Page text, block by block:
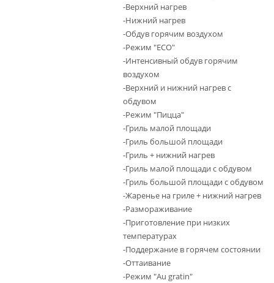
-Верхний нагрев
-Нижний нагрев
-Обдув горячим воздухом
-Режим "ECO"
-Интенсивный обдув горячим
воздухом
-Верхний и нижний нагрев с
обдувом
-Режим "Пицца"
-Гриль малой площади
-Гриль большой площади
-Гриль + нижний нагрев
-Гриль малой площади с обдувом
-Гриль большой площади с обдувом
-Жаренье на гриле + нижний нагрев
-Размораживание
-Приготовление при низких
температурах
-Поддержание в горячем состоянии
-Оттаивание
-Режим "Au gratin"